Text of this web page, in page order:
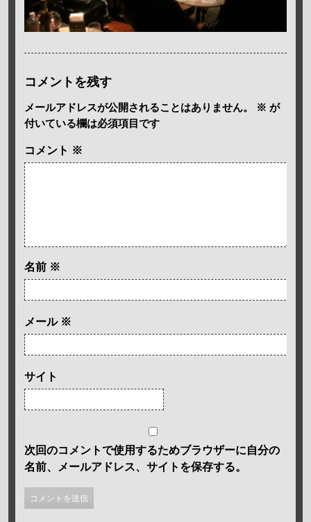
コメントを残す
メールアドレスが公開されることはありません。 ※ が
付いている欄は必須項目です
コメント ※
名前 ※
メール ※
サイト
次回のコメントで使用するためブラウザーに自分の
名前、メールアドレス、サイトを保存する。